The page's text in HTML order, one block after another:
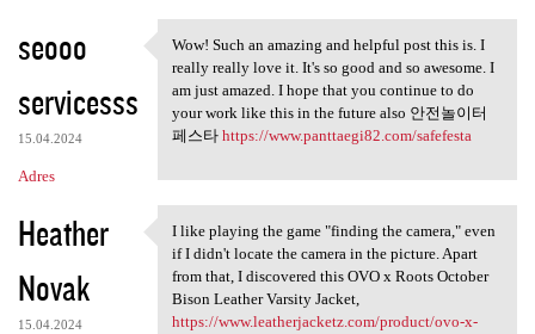
seooo
servicesss
15.04.2024
Adres
Wow! Such an amazing and
Wow! Such an amazing and helpful post this is. I
really really love it. It's so good and so awesome. I
am just amazed. I hope that you continue to do
your work like this in the future also 안전놀이터
페스타 https://www.panttaegi82.com/safefesta
Heather
Novak
15.04.2024
I like playing the game
I like playing the game "finding the camera," even
if I didn't locate the camera in the picture. Apart
from that, I discovered this OVO x Roots October
Bison Leather Varsity Jacket,
https://www.leatherjacketz.com/product/ovo-x-